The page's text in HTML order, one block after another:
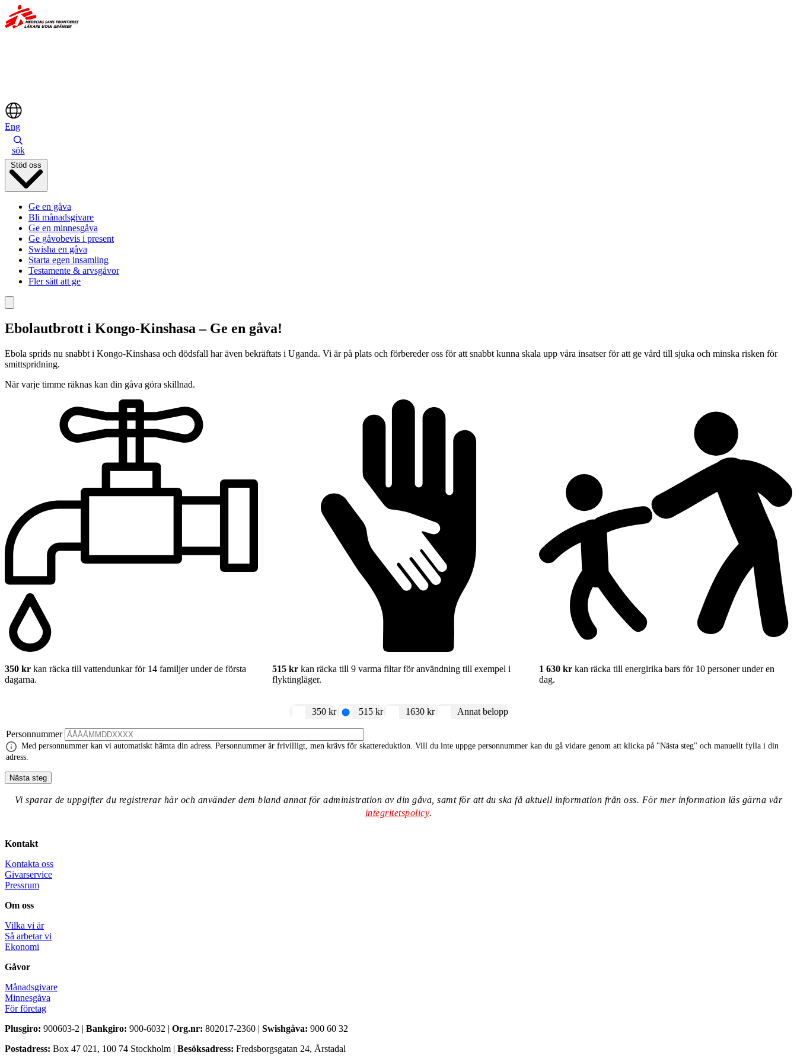
Hoppa
till
huvudinnehåll
Eng
sök
Stöd oss
Ge en gåva
Bli månadsgivare
Ge en minnesgåva
Ge gåvobevis i present
Swisha en gåva
Starta egen insamling
Testamente & arvsgåvor
Fler sätt att ge
Ebolautbrott i Kongo-Kinshasa – Ge en gåva!
Ebola sprids nu snabbt i Kongo-Kinshasa och dödsfall har även bekräftats i Uganda. Vi är på plats och förbereder oss för att snabbt kunna skala upp våra insatser för att ge vård till sjuka och minska risken för
smittspridning.
När varje timme räknas kan din gåva göra skillnad.
350 kr kan räcka till vattendunkar för 14 familjer under de första
dagarna.
515 kr kan räcka till 9 varma filtar för användning till exempel i
flyktingläger.
1 630 krkan räcka till energirika bars för 10 personer under en
dag.
350 kr 515 kr 1630 kr Annat belopp
Personnummer
Med personnummer kan vi automatiskt hämta din adress. Personnummer är frivilligt, men krävs för skattereduktion. Vill du inte uppge personnummer kan du gå vidare genom att klicka på "Nästa steg" och manuellt fylla i din
adress.
message
Vi sparar de uppgifter du registrerar här och använder dem bland annat för administration av din gåva, samt för att du ska få aktuell information från oss. För mer information läs gärna vår
integritetspolicy.
Kontakt
Kontakta oss
Givarservice
Pressrum
Om oss
Vilka vi är
Så arbetar vi
Ekonomi
Gåvor
Månadsgivare
Minnesgåva
För företag
Plusgiro: 900603-2 | Bankgiro: 900-6032 | Org.nr: 802017-2360 | Swishgåva: 900 60 32
Postadress: Box 47 021, 100 74 Stockholm | Besöksadress: Fredsborgsgatan 24, Årstadal